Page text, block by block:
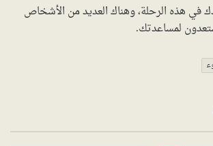
هذه الرحلة، وهناك العديد من الأشخاص
لمساعدتك.